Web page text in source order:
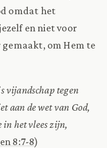
omdat het
en niet voor
gemaakt, om Hem te
vijandschap tegen
aan de wet van God,
het vlees zijn,
8:7-8)